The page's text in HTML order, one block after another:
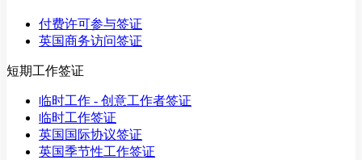
付费许可参与签证
英国商务访问签证
短期工作签证
临时工作 - 创意工作者签证
临时工作签证
英国国际协议签证
英国季节性工作签证